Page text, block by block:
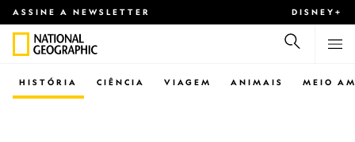
ASSINE A NEWSLETTER DISNEY+
CIÊNCIA VIAGEM ANIMAIS
HISTÓRIA MEIO